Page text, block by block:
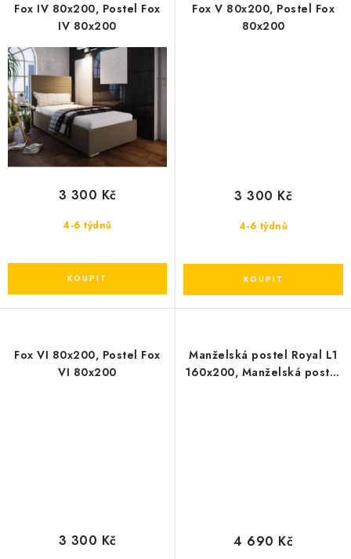
Fox IV 80x200, Postel Fox
IV 80x200
4-6 týdnů
3 300 Kč
Fox V 80x200, Postel Fox
80x200
4-6 týdnů
3 300 Kč
Fox VI 80x200, Postel Fox
VI 80x200
3 300 Kč
Manželská postel Royal L1
160x200, Manželská postel
4 690 Kč